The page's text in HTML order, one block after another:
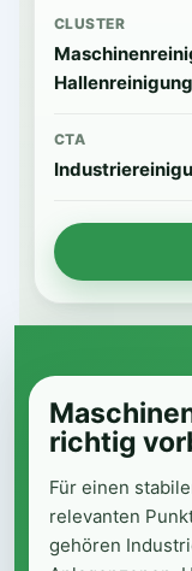
CLUSTER
Hallenreinigung
CTA
richtig
Für einen
relevanten
gehören